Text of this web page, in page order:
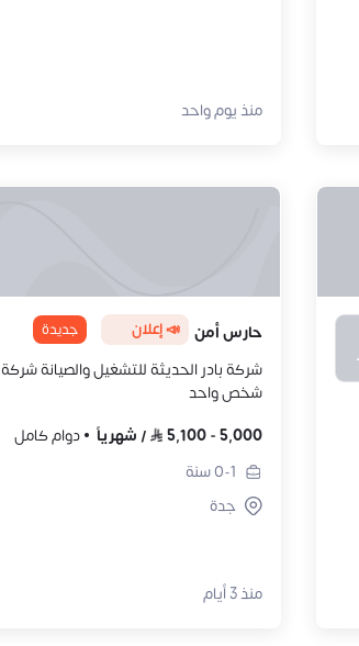
منذ يوم واحد
حارس أمن 📣 إعلان جديدة
شركة بادر الحديثة للتشغيل والصيانة شركة
شخص واحد
5,000
-
5,100
/ شهرياً
دوام كامل
0-1سنة
جدة
منذ 3 أيام